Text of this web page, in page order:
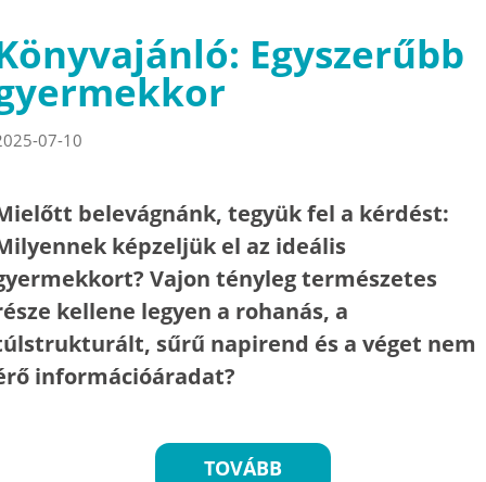
Egyszerűbb
07-10
belevágnánk, tegyük fel a kérdést:
képzeljük el az ideális
Vajon tényleg természetes
kellene legyen a rohanás, a
sűrű napirend és a véget nem
információáradat?
TOVÁBB